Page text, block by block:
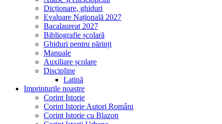
Dicționare, ghiduri
Evaluare Națională 2027
Bacalaureat 2027
Bibliografie școlară
Ghiduri pentru părinți
Manuale
Auxiliare școlare
Discipline
Latină
Imprinturile noastre
Corint Istorie
Corint Istorie Autori Români
Corint Istorie cu Blazon